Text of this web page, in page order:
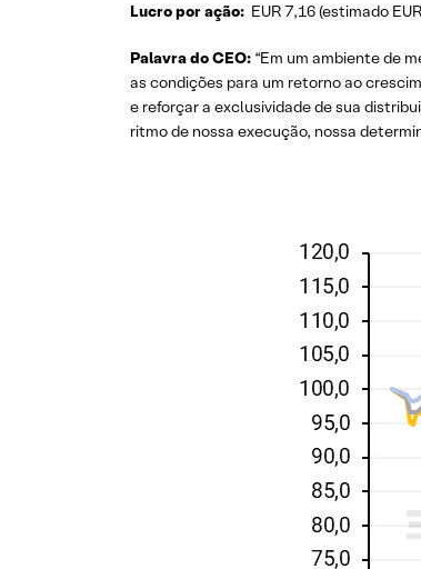
Lucro por ação: EUR 7,16 (estimado
Palavra do CEO: “Em um ambiente de
as condições para um retorno ao
e reforçar a exclusividade de sua
ritmo de nossa execução, nossa